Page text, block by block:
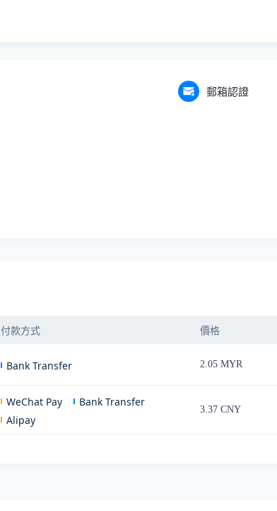
郵箱認證
付款方式 價格
Bank Transfer 2.05 MYR
WeChat Pay
Bank Transfer
Alipay
3.37 CNY